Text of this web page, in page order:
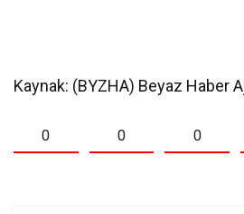
Kaynak: (BYZHA) Beyaz Haber
0 0 0